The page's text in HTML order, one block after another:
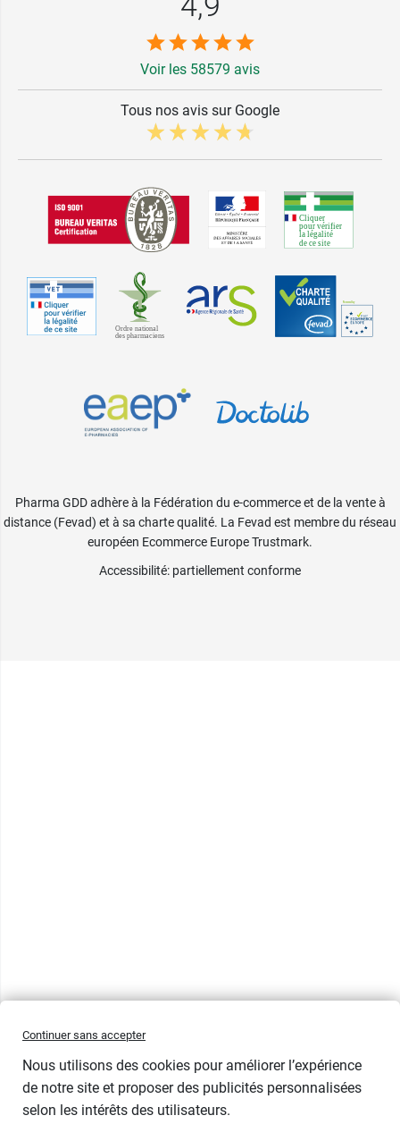
Voir les 58579 avis
Tous nos avis sur Google
Pharma GDD adhère à la Fédération du e-commerce et de la vente à
distance (Fevad) et à sa charte qualité. La Fevad est membre du réseau
européen Ecommerce Europe Trustmark.
Accessibilité: partiellement conforme
Continuer sans accepter
Nous utilisons des cookies pour améliorer l’expérience
de notre site et proposer des publicités personnalisées
selon les intérêts des utilisateurs.